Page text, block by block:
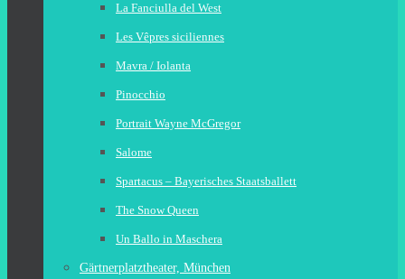
La Fanciulla del West
Les Vêpres siciliennes
Mavra / Iolanta
Pinocchio
Portrait Wayne McGregor
Salome
Spartacus – Bayerisches Staatsballett
The Snow Queen
Un Ballo in Maschera
Gärtnerplatztheater, München